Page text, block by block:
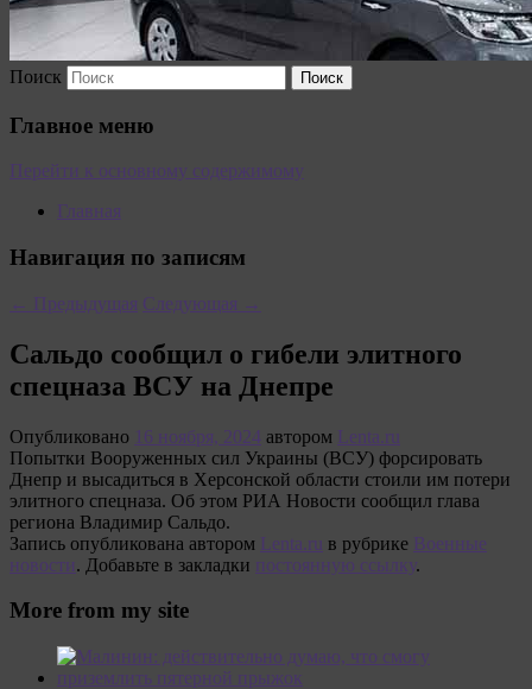
Поиск
Главное меню
Перейти к основному содержимому
Главная
Навигация по записям
← Предыдущая Следующая →
Сальдо сообщил о гибели элитного
спецназа ВСУ на Днепре
Опубликовано 16 ноября, 2024 автором Lenta.ru
Попытки Вооруженных сил Украины (ВСУ) форсировать
Днепр и высадиться в Херсонской области стоили им потери
элитного спецназа. Об этом РИА Новости сообщил глава
региона Владимир Сальдо.
Запись опубликована автором Lenta.ru в рубрике Военные
новости. Добавьте в закладки постоянную ссылку.
More from my site